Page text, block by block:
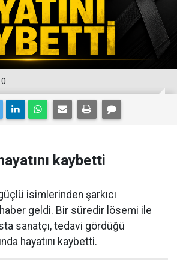
kaybetti
isimlerinden şarkıcı
geldi. Bir süredir lösemi ile
sanatçı, tedavi gördüğü
hayatını kaybetti.